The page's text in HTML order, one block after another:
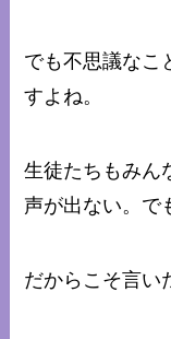
でも不思議なこ
すよね。
生徒たちもみん
声が出ない。で
だからこそ言い